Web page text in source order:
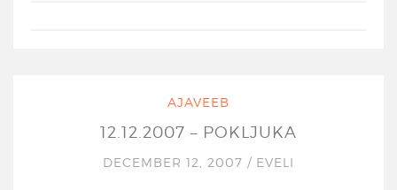
AJAVEEB
12.12.2007 – POKLJUKA
DECEMBER 12, 2007 / EVELI